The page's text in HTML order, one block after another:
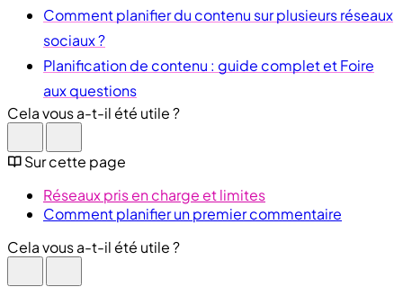
Comment planifier du contenu sur plusieurs réseaux
sociaux ?
Planification de contenu : guide complet et Foire
aux questions
Cela vous a-t-il été utile ?
Sur cette page
Réseaux pris en charge et limites
Comment planifier un premier commentaire
Cela vous a-t-il été utile ?